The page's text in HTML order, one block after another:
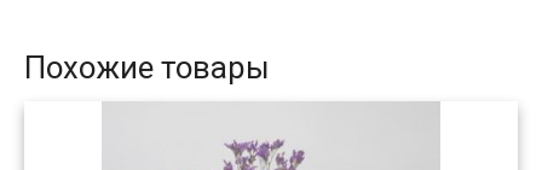
Похожие товары